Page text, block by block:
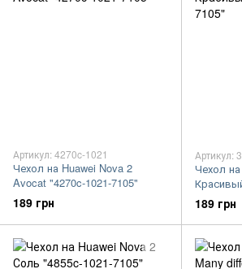
Артикул: 4270c-1021
Чехол на Huawei Nova 2
Avocat "4270c-1021-7105"
189 грн
Артикул:
Чехол
7105"
189 грн